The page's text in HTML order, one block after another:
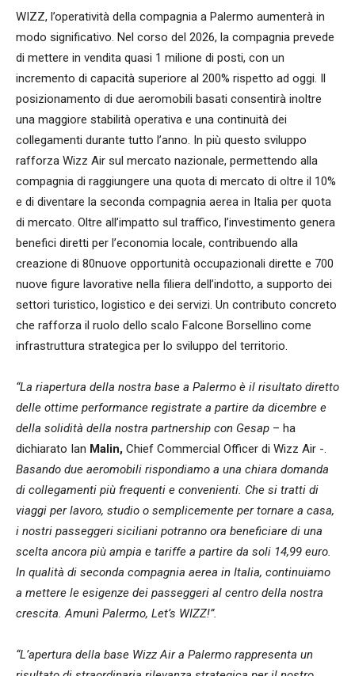
WIZZ, l’operatività della compagnia a Palermo aumenterà in
modo significativo. Nel corso del 2026, la compagnia prevede
di mettere in vendita quasi 1 milione di posti, con un
incremento di capacità superiore al 200% rispetto ad oggi. Il
posizionamento di due aeromobili basati consentirà inoltre
una maggiore stabilità operativa e una continuità dei
collegamenti durante tutto l’anno. In più questo sviluppo
rafforza Wizz Air sul mercato nazionale, permettendo alla
compagnia di raggiungere una quota di mercato di oltre il 10%
e di diventare la seconda compagnia aerea in Italia per quota
di mercato. Oltre all’impatto sul traffico, l’investimento genera
benefici diretti per l’economia locale, contribuendo alla
creazione di 80nuove opportunità occupazionali dirette e 700
nuove figure lavorative nella filiera dell’indotto, a supporto dei
settori turistico, logistico e dei servizi. Un contributo concreto
che rafforza il ruolo dello scalo Falcone Borsellino come
infrastruttura strategica per lo sviluppo del territorio.
“La riapertura della nostra base a Palermo è il risultato diretto
delle ottime performance registrate a partire da dicembre e
della solidità della nostra partnership con Gesap – ha
dichiarato Ian Malin, Chief Commercial Officer di Wizz Air -.
Basando due aeromobili rispondiamo a una chiara domanda
di collegamenti più frequenti e convenienti. Che si tratti di
viaggi per lavoro, studio o semplicemente per tornare a casa,
i nostri passeggeri siciliani potranno ora beneficiare di una
scelta ancora più ampia e tariffe a partire da soli 14,99 euro.
In qualità di seconda compagnia aerea in Italia, continuiamo
a mettere le esigenze dei passeggeri al centro della nostra
crescita. Amunì Palermo, Let’s WIZZ!”.
“L’apertura della base Wizz Air a Palermo rappresenta un